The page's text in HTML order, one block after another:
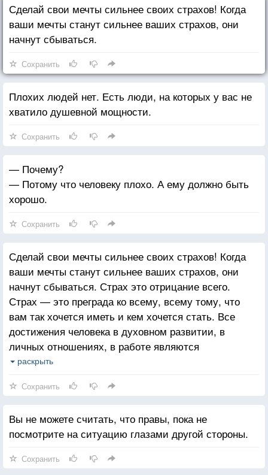
Сделай свои мечты сильнее своих страхов! Когда
ваши мечты станут сильнее ваших страхов, они
начнут сбываться.
Сохранить
Плохих людей нет. Есть люди, на которых у вас не
хватило душевной мощности.
Сохранить
— Почему?
— Потому что человеку плохо. А ему должно быть
хорошо.
Сохранить
Сделай свои мечты сильнее своих страхов! Когда
ваши мечты станут сильнее ваших страхов, они
начнут сбываться. Страх это отрицание всего.
Страх — это преграда ко всему, всему тому, что
вам так хочется иметь и кем хочется стать. Все
достижения человека в духовном развитии, в
личных отношениях, в работе являются
результатом определенной мысли, его сознания, за
наше настроение, эмоции — наши «слуги». Они
покорны или строптивы. Человек хозяин их, а не
слуга и не раб. И нельзя позволять страху,
ненависти, зависти, ревности, гневу командовать
раскрыть
Сохранить
Вы не можете считать, что правы, пока не
посмотрите на ситуацию глазами другой стороны.
Сохранить